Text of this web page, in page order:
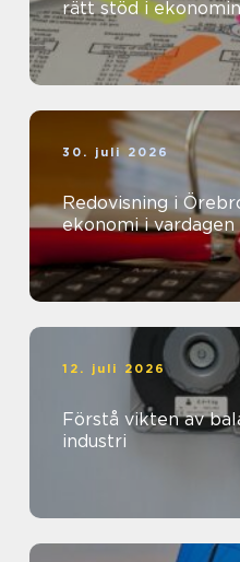
rätt stöd i ekonomin
30. juli 2026
Redovisning i
ekonomi i vardagen
12. juli 2026
Förstå vikten av
industri